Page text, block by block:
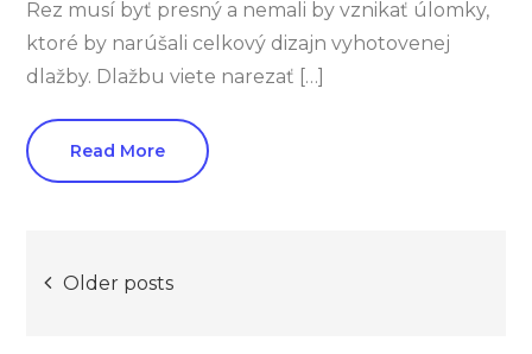
Rez musí byť presný a nemali by vznikať úlomky,
ktoré by narúšali celkový dizajn vyhotovenej
dlažby. Dlažbu viete narezať […]
Read More
Posts
Older posts